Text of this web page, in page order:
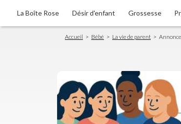
La Boîte Rose Désir d'enfant Grossesse
Fil
d'Ariane
Accueil Bébé La vie de parent